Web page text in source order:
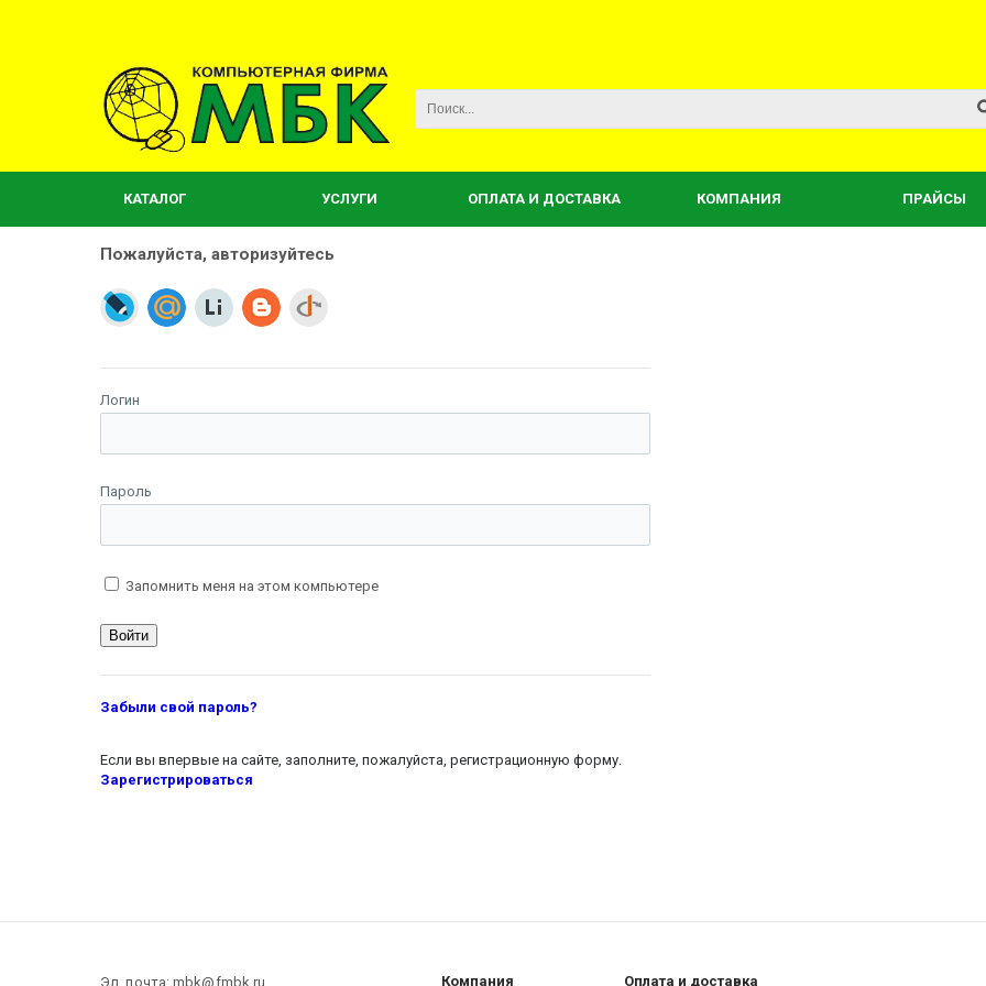
КАТАЛОГ УСЛУГИ ОПЛАТА И ДОСТАВКА КОМПАНИЯ ПРАЙСЫ
Пожалуйста, авторизуйтесь
Логин
Пароль
Запомнить меня на этом компьютере
Забыли свой пароль?
Если вы впервые на сайте, заполните, пожалуйста, регистрационную форму.
Зарегистрироваться
Эл. почта: mbk@fmbk.ru Компания Оплата и доставка